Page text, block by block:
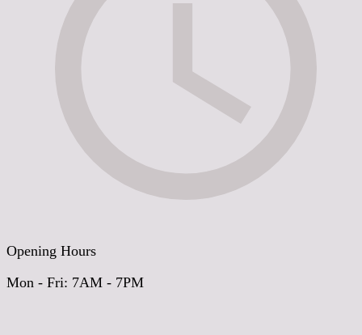
Opening Hours
Mon - Fri: 7AM - 7PM